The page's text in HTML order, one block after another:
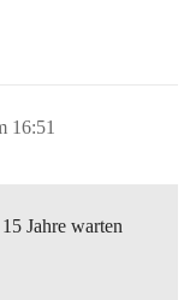
16:51
Jahre warten